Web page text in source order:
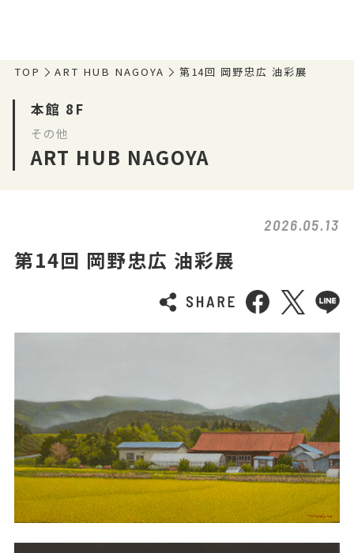
TOP ART HUB NAGOYA 第14回 岡野忠広 油彩展
本館 8F
その他
ART HUB NAGOYA
2026.05.13
第14回 岡野忠広 油彩展